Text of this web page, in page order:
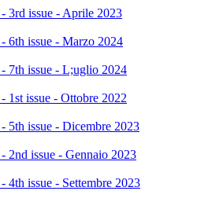
3rd issue - Aprile 2023
6th issue - Marzo 2024
7th issue - L;uglio 2024
1st issue - Ottobre 2022
5th issue - Dicembre 2023
2nd issue - Gennaio 2023
4th issue - Settembre 2023